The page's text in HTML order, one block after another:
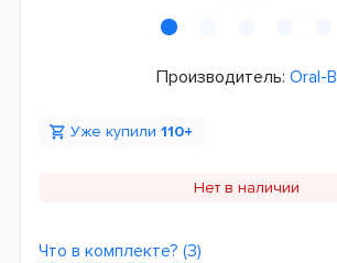
Производитель: Oral-B
Уже купили 110+
Нет в наличии
Что в комплекте? (3)